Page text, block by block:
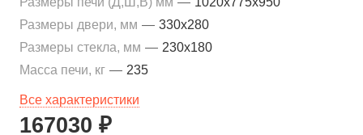
Размеры двери, мм — 330x280
Размеры стекла, мм — 230x180
Масса печи, кг — 235
Все характеристики
167030 ₽